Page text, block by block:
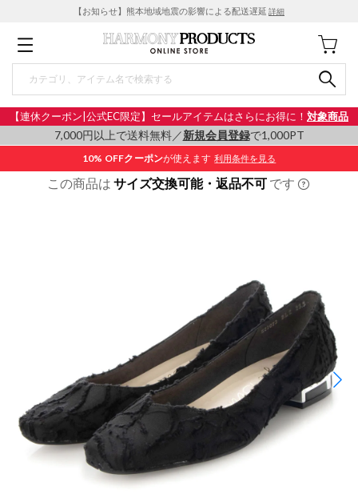
【お知らせ】熊本地域地震の影響による配送遅延 詳細
【連休クーポン|公式EC限定】セールアイテムはさらにお得に！ 対象商品
7,000円以上で送料無料／新規会員登録で1,000PT
10% OFFクーポンが使えます 利用条件を見る
この商品は サイズ交換可能・返品不可 です